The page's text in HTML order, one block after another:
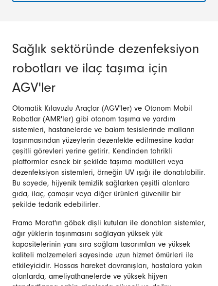
Sağlık sektöründe dezenfeksiyon
robotları ve ilaç taşıma için
AGV'ler
Otomatik Kılavuzlu Araçlar (AGV'ler) ve Otonom Mobil
Robotlar (AMR'ler) gibi otonom taşıma ve yardım
sistemleri, hastanelerde ve bakım tesislerinde malların
taşınmasından yüzeylerin dezenfekte edilmesine kadar
çeşitli görevleri yerine getirir. Kendinden tahrikli
platformlar esnek bir şekilde taşıma modülleri veya
dezenfeksiyon sistemleri, örneğin UV ışığı ile donatılabilir.
Bu sayede, hijyenik temizlik sağlarken çeşitli alanlara
gıda, ilaç, çamaşır veya diğer ürünleri güvenilir bir
şekilde tedarik edebilirler.
Framo Morat'ın göbek dişli kutuları ile donatılan sistemler,
ağır yüklerin taşınmasını sağlayan yüksek yük
kapasitelerinin yanı sıra sağlam tasarımları ve yüksek
kaliteli malzemeleri sayesinde uzun hizmet ömürleri ile
etkileyicidir. Hassas hareket davranışları, hastalara yakın
alanlarda, ameliyathanelerde ve yüksek hijyen